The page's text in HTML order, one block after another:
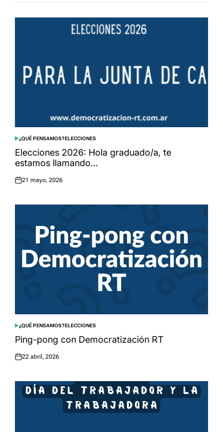
POSTED
IN
¿QUÉ PENSAMOS?ELECCIONES
Elecciones 2026: Hola graduado/a, te
estamos llamando…
Posted
21 mayo, 2026
POSTED
IN
¿QUÉ PENSAMOS?ELECCIONES
Ping-pong con Democratización RT
Posted
22 abril, 2026